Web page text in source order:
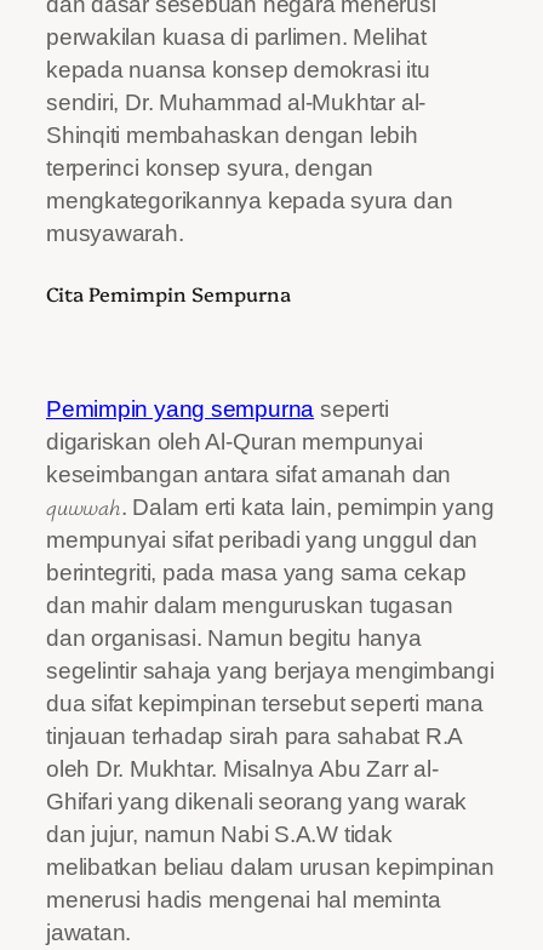
perwakilan kuasa di parlimen. Melihat
kepada nuansa konsep demokrasi itu
sendiri, Dr. Muhammad al-Mukhtar al-
Shinqiti membahaskan dengan lebih
terperinci konsep syura, dengan
mengkategorikannya kepada syura dan
musyawarah.
Cita Pemimpin Sempurna
Pemimpin yang sempurna seperti
digariskan oleh Al-Quran mempunyai
keseimbangan antara sifat amanah dan
quwwah. Dalam erti kata lain, pemimpin yang
mempunyai sifat peribadi yang unggul dan
berintegriti, pada masa yang sama cekap
dan mahir dalam menguruskan tugasan
dan organisasi. Namun begitu hanya
segelintir sahaja yang berjaya mengimbangi
dua sifat kepimpinan tersebut seperti mana
tinjauan terhadap sirah para sahabat R.A
oleh Dr. Mukhtar. Misalnya Abu Zarr al-
Ghifari yang dikenali seorang yang warak
dan jujur, namun Nabi S.A.W tidak
melibatkan beliau dalam urusan kepimpinan
menerusi hadis mengenai hal meminta
jawatan.